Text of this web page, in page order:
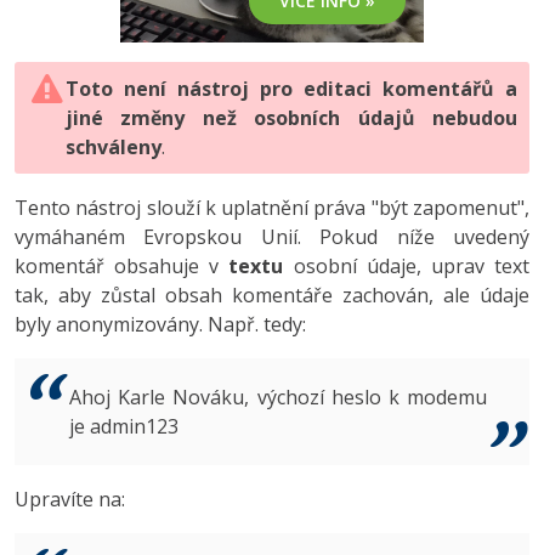
HTML5, CSS3, Bootstrap, SEO
SQL a databáze
Testování a verzování
UML a návrhové vzory
React
Spring
ASP.NET MVC
Best practices
PHP
JavaScript
Python
HTML / CSS
UML a návrhové vzory
MySQL/MariaDB
MS-SQL
Vývojář mobilních aplikací
C# Game developer
Tester
Systémový administrátor
3D grafik
Python -80%
JavaScript -80%
PHP -80%
Swift -80%
Kotlin -80%
VB.NET
Digitální gramotnost
Marketing
WordPress
SEO
UX
Business
Copywriting
Photoshop -80%
Adobe Illustrator -80%
Adobe Lightroom
Adobe XD
Adobe InDesign -25%
Adobe After Effects
Inkscape
Toto není nástroj pro editaci komentářů a
jiné změny než osobních údajů nebudou
schváleny.
Tento nástroj slouží k uplatnění práva "být zapomenut",
vymáhaném Evropskou Unií. Pokud níže uvedený
komentář obsahuje v textu osobní údaje, uprav text
tak, aby zůstal obsah komentáře zachován, ale údaje
byly anonymizovány. Např. tedy:
Ahoj Karle Nováku, výchozí heslo k modemu
je admin123
Upravíte na: